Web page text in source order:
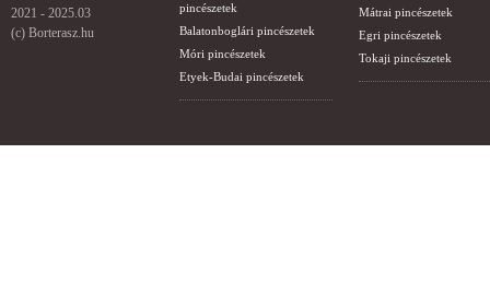
2021 - 2025.03
(c) Borterasz.hu
pincészetek
Balatonboglári pincészetek
Móri pincészetek
Etyek-Budai pincészetek
Mátrai pincészetek
Egri pincészetek
Tokaji pincészetek